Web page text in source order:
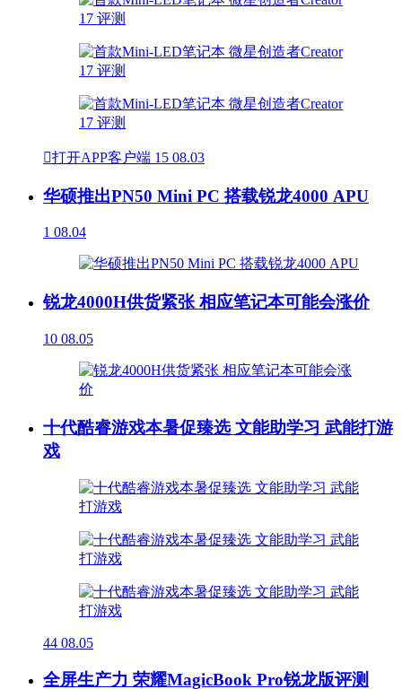
打开APP客户端 15 08.03
华硕推出PN50 Mini PC 搭载锐龙4000 APU
1 08.04
锐龙4000H供货紧张 相应笔记本可能会涨价
10 08.05
十代酷睿游戏本暑促臻选 文能助学习 武能打游
戏
44 08.05
全屏生产力 荣耀MagicBook Pro锐龙版评测